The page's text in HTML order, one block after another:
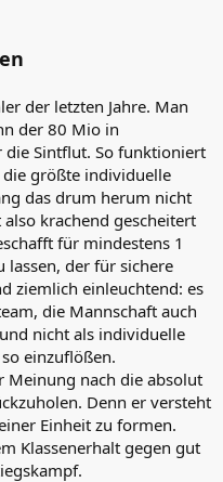
der letzten Jahre. Man
der 80 Mio in
Sintflut. So funktioniert
größte individuelle
das drum herum nicht
krachend gescheitert
für mindestens 1
lassen, der für sichere
ziemlich einleuchtend: es
die Mannschaft auch
nicht als individuelle
einzuflößen.
Meinung nach die absolut
Denn er versteht
Einheit zu formen.
Klassenerhalt gegen gut